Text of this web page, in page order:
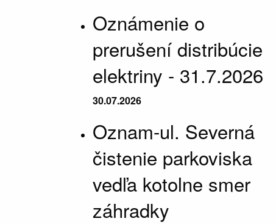
Oznámenie o
prerušení distribúcie
elektriny - 31.7.2026
30.07.2026
Oznam-ul. Severná
čistenie parkoviska
vedľa kotolne smer
záhradky